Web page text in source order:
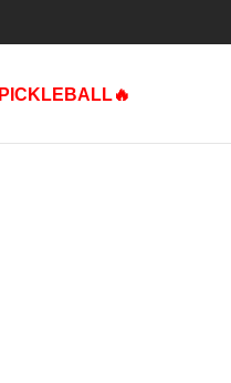
PICKLEBALL🔥